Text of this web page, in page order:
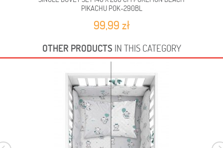
PIKACHU POK-290BL
99,99 zł
OTHER PRODUCTS IN THIS CATEGORY